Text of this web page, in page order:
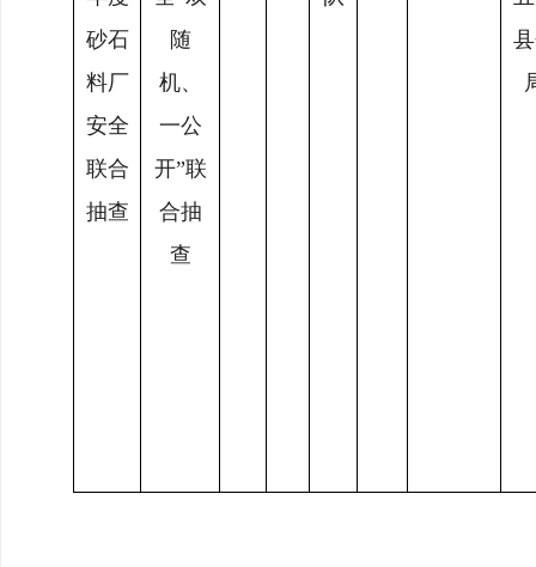
砂石
料厂
安全
联合
抽查
随
机、
一公
开”联
合抽
查